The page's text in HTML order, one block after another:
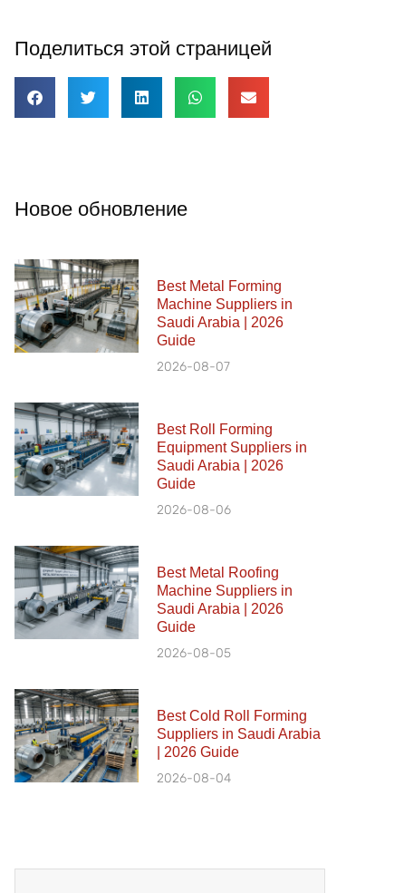
Поделиться этой страницей
Новое обновление
Best Metal Forming
Machine Suppliers in
Saudi Arabia | 2026
Guide
2026-08-07
Best Roll Forming
Equipment Suppliers in
Saudi Arabia | 2026
Guide
2026-08-06
Best Metal Roofing
Machine Suppliers in
Saudi Arabia | 2026
Guide
2026-08-05
Best Cold Roll Forming
Suppliers in Saudi Arabia
| 2026 Guide
2026-08-04